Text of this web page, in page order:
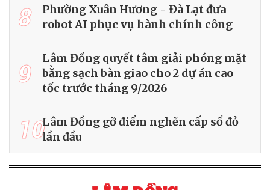
8
Phường Xuân Hương - Đà Lạt đưa
robot AI phục vụ hành chính công
9
Lâm Đồng quyết tâm giải phóng mặt
bằng sạch bàn giao cho 2 dự án cao
tốc trước tháng 9/2026
10Lâm Đồng gỡ điểm nghẽn cấp sổ đỏ
lần đầu